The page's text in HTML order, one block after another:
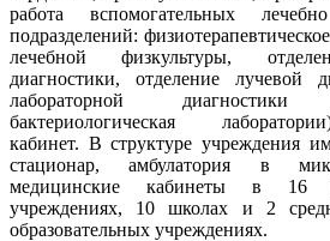
работа вспомогательных
подразделений:
лечебной физкультуры,
диагностики, отделение лучевой
лабораторной
бактериологическая
кабинет. В структуре учреждения
стационар, амбулатория в
медицинские кабинеты в 16
учреждениях, 10 школах и 2
образовательных учреждениях.